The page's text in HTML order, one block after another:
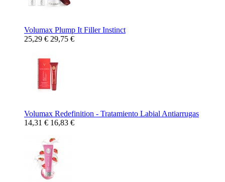
Volumax Plump It Filler Instinct
25,29 € 29,75 €
Volumax Redefinition - Tratamiento Labial Antiarrugas
14,31 € 16,83 €